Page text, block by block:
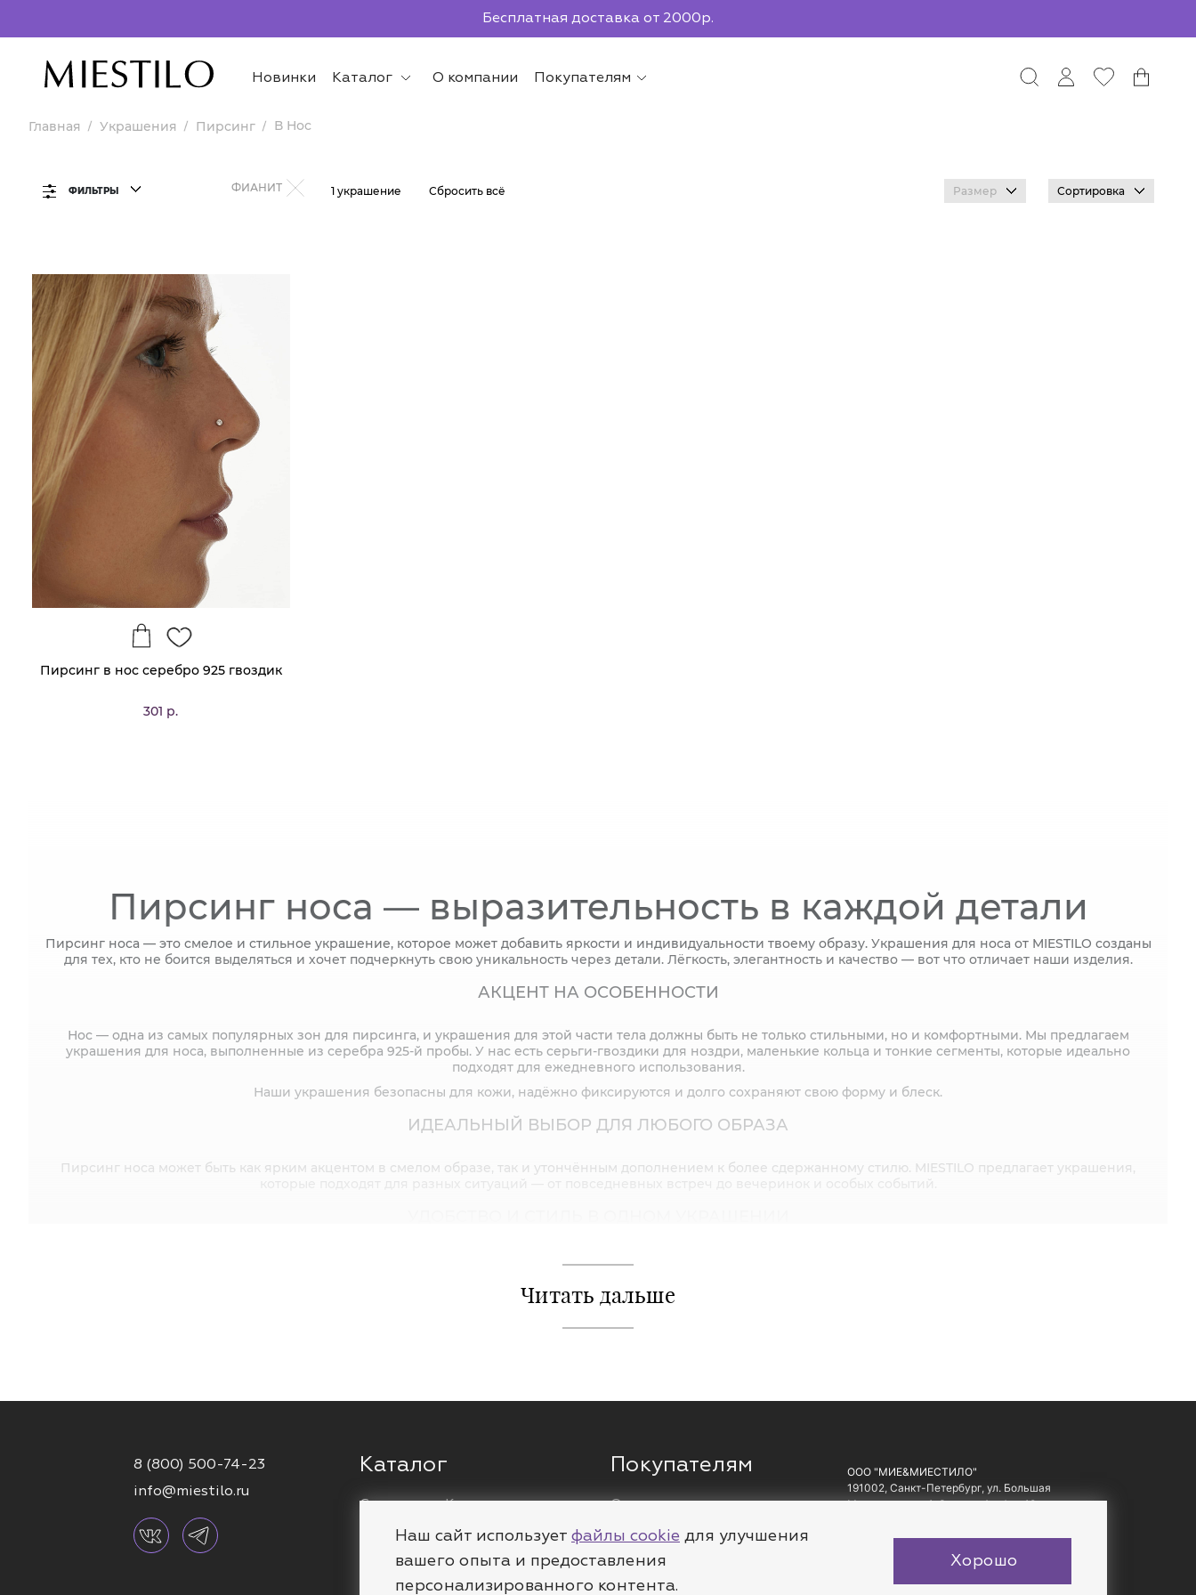
По всей России до ПВЗ СДЭК
Новинки Каталог О компании Покупателям
Главная Украшения Пирсинг В Нос
ФИЛЬТРЫ ФИАНИТ 1 украшение Сбросить всё Размер Сортировка
Пирсинг в нос серебро 925 гвоздик
301 р.
Пирсинг носа — выразительность в каждой детали
Пирсинг носа — это смелое и стильное украшение, которое может добавить яркости и индивидуальности твоему образу. Украшения для носа от MIESTILO созданы
для тех, кто не боится выделяться и хочет подчеркнуть свою уникальность через детали. Лёгкость, элегантность и качество — вот что отличает наши изделия.
АКЦЕНТ НА ОСОБЕННОСТИ
Нос — одна из самых популярных зон для пирсинга, и украшения для этой части тела должны быть не только стильными, но и комфортными. Мы предлагаем
украшения для носа, выполненные из серебра 925-й пробы. У нас есть серьги-гвоздики для ноздри, маленькие кольца и тонкие сегменты, которые идеально
подходят для ежедневного использования.
Наши украшения безопасны для кожи, надёжно фиксируются и долго сохраняют свою форму и блеск.
ИДЕАЛЬНЫЙ ВЫБОР ДЛЯ ЛЮБОГО ОБРАЗА
Пирсинг носа может быть как ярким акцентом в смелом образе, так и утончённым дополнением к более сдержанному стилю. MIESTILO предлагает украшения,
Оформляй заказ в официальном интернет-магазине MIESTILO с доставкой по всей России. Получи бонусы на каждую покупку и скидки до 40% с нашей программой
Читать дальше
8 (800) 500-74-23
info@miestilo.ru
Каталог
Серьги
Каффы
Браслеты
Колье
Кольца
Цепи
Пирсинг
Шармы
Покупателям
О компании
Доставка
Полезное
ООО "МИЕ&МИЕСТИЛО"
191002, Санкт-Петербург, ул. Большая
Московская, д. 1-3, литер А, офис 10.
Наш сайт использует файлы cookie для улучшения
вашего опыта и предоставления
персонализированного контента.
Хорошо